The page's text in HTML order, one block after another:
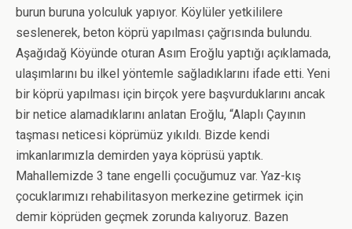
burun buruna yolculuk yapıyor. Köylüler yetkililere
seslenerek, beton köprü yapılması çağrısında bulundu.
Aşağıdağ Köyünde oturan Asım Eroğlu yaptığı açıklamada,
ulaşımlarını bu ilkel yöntemle sağladıklarını ifade etti. Yeni
bir köprü yapılması için birçok yere başvurduklarını ancak
bir netice alamadıklarını anlatan Eroğlu, “Alaplı Çayının
taşması neticesi köprümüz yıkıldı. Bizde kendi
imkanlarımızla demirden yaya köprüsü yaptık.
Mahallemizde 3 tane engelli çocuğumuz var. Yaz-kış
çocuklarımızı rehabilitasyon merkezine getirmek için
demir köprüden geçmek zorunda kalıyoruz. Bazen